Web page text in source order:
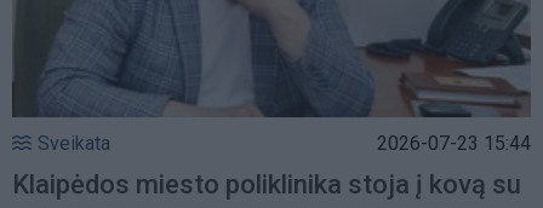
Sveikata 2026-07-23 15:44
Klaipėdos miesto poliklinika stoja į kovą su